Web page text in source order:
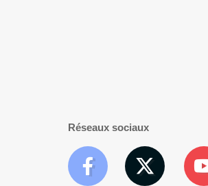
Réseaux sociaux